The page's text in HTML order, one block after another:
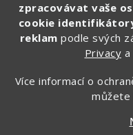
zpracovávat vaše
cookie
reklam podle svých
Privacy a
Více informací o
můžete